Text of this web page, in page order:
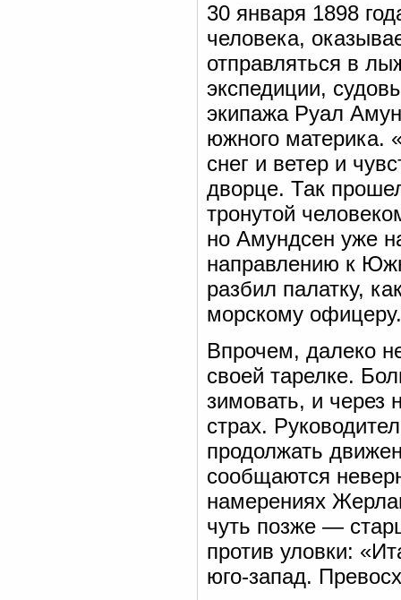
30 января 1898
человека,
отправляться в
экспедиции,
экипажа Руал
южного материка.
снег и ветер и
дворце. Так
тронутой
но Амундсен уже
направлению к
разбил палатку,
морскому офицеру.
Впрочем, далеко
своей тарелке.
зимовать, и через
страх.
продолжать
сообщаются
намерениях
чуть позже —
против уловки:
юго-запад.